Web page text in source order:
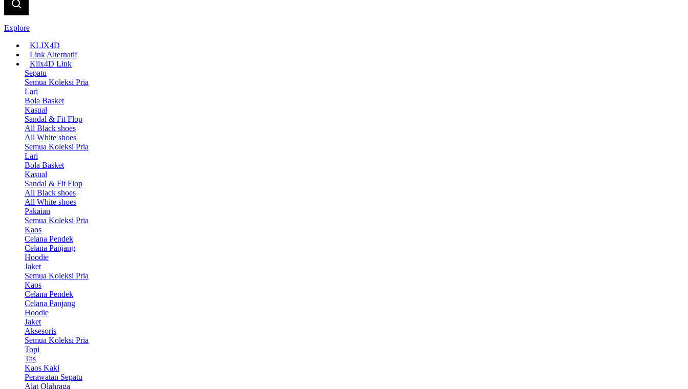
Explore
KLIX4D
Link Alternatif
Klix4D Link
Sepatu
Semua Koleksi Pria
Lari
Bola Basket
Kasual
Sandal & Fit Flop
All Black shoes
All White shoes
Semua Koleksi Pria
Lari
Bola Basket
Kasual
Sandal & Fit Flop
All Black shoes
All White shoes
Pakaian
Semua Koleksi Pria
Kaos
Celana Pendek
Celana Panjang
Hoodie
Jaket
Semua Koleksi Pria
Kaos
Celana Pendek
Celana Panjang
Hoodie
Jaket
Aksesoris
Semua Koleksi Pria
Topi
Tas
Kaos Kaki
Perawatan Sepatu
Alat Olahraga